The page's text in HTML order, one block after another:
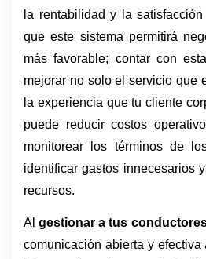
la rentabilidad y la
que este sistema permitirá
más favorable; contar con
mejorar no solo el servicio que
la experiencia que tu cliente
puede reducir costos
monitorear los términos de
identificar gastos innecesarios
recursos.
Al gestionar a tus
comunicación abierta y